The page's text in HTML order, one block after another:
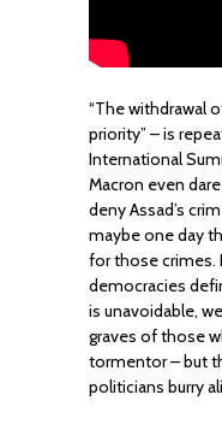
“The withdrawal
priority” – is
International
Macron even
deny Assad’s
maybe one day
for those crimes.
democracies
is unavoidable,
graves of those
tormentor – but
politicians burry